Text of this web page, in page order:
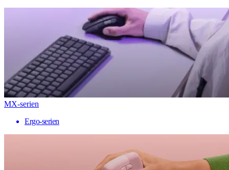
MX-serien
Ergo-serien